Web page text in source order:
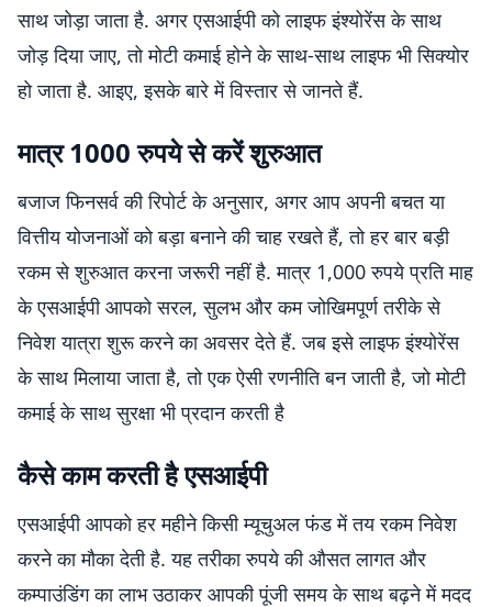
साथ जोड़ा जाता है. अगर एसआईपी को लाइफ इंश्योरेंस के साथ
जोड़ दिया जाए, तो मोटी कमाई होने के साथ-साथ लाइफ भी सिक्योर
हो जाता है. आइए, इसके बारे में विस्तार से जानते हैं.
मात्र 1000 रुपये से करें शुरुआत
बजाज फिनसर्व की रिपोर्ट के अनुसार, अगर आप अपनी बचत या
वित्तीय योजनाओं को बड़ा बनाने की चाह रखते हैं, तो हर बार बड़ी
रकम से शुरुआत करना जरूरी नहीं है. मात्र 1,000 रुपये प्रति माह
के एसआईपी आपको सरल, सुलभ और कम जोखिमपूर्ण तरीके से
निवेश यात्रा शुरू करने का अवसर देते हैं. जब इसे लाइफ इंश्योरेंस
के साथ मिलाया जाता है, तो एक ऐसी रणनीति बन जाती है, जो मोटी
कमाई के साथ सुरक्षा भी प्रदान करती है
कैसे काम करती है एसआईपी
एसआईपी आपको हर महीने किसी म्यूचुअल फंड में तय रकम निवेश
करने का मौका देती है. यह तरीका रुपये की औसत लागत और
कम्पाउंडिंग का लाभ उठाकर आपकी पूंजी समय के साथ बढ़ने में मदद